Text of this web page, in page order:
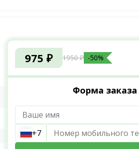
975 ₽ 1950 ₽ -50%
Форма заказа
+7